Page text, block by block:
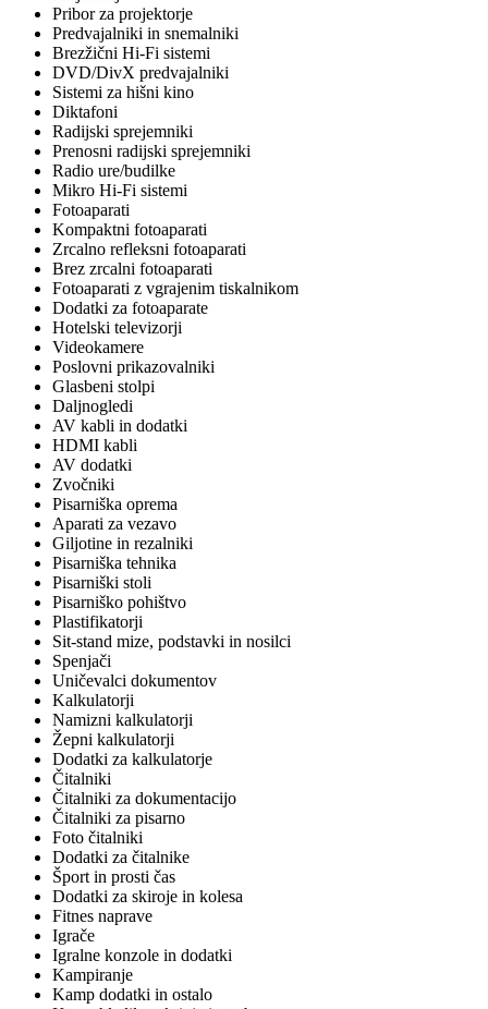
Pribor za projektorje
Predvajalniki in snemalniki
Brezžični Hi-Fi sistemi
DVD/DivX predvajalniki
Sistemi za hišni kino
Diktafoni
Radijski sprejemniki
Prenosni radijski sprejemniki
Radio ure/budilke
Mikro Hi-Fi sistemi
Fotoaparati
Kompaktni fotoaparati
Zrcalno refleksni fotoaparati
Brez zrcalni fotoaparati
Fotoaparati z vgrajenim tiskalnikom
Dodatki za fotoaparate
Hotelski televizorji
Videokamere
Poslovni prikazovalniki
Glasbeni stolpi
Daljnogledi
AV kabli in dodatki
HDMI kabli
AV dodatki
Zvočniki
Pisarniška oprema
Aparati za vezavo
Giljotine in rezalniki
Pisarniška tehnika
Pisarniški stoli
Pisarniško pohištvo
Plastifikatorji
Sit-stand mize, podstavki in nosilci
Spenjači
Uničevalci dokumentov
Kalkulatorji
Namizni kalkulatorji
Žepni kalkulatorji
Dodatki za kalkulatorje
Čitalniki
Čitalniki za dokumentacijo
Čitalniki za pisarno
Foto čitalniki
Dodatki za čitalnike
Šport in prosti čas
Dodatki za skiroje in kolesa
Fitnes naprave
Igrače
Igralne konzole in dodatki
Kampiranje
Kamp dodatki in ostalo